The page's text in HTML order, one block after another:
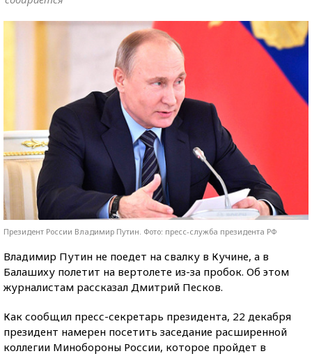
Президент России Владимир Путин. Фото: пресс-служба президента РФ
Владимир Путин не поедет на свалку в Кучине, а в
Балашиху полетит на вертолете из-за пробок. Об этом
журналистам рассказал Дмитрий Песков.
Как сообщил пресс-секретарь президента, 22 декабря
президент намерен посетить заседание расширенной
коллегии Минобороны России, которое пройдет в